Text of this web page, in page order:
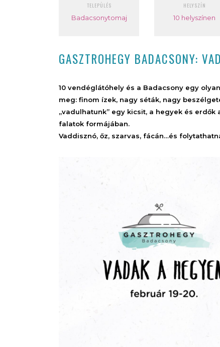
TELEPÜLÉS
Badacsonytomaj
HELYSZÍN
10 helyszínen
GASZTROHEGY BADACSONY:
10 vendéglátóhely és a Badacsony egy
meg: finom ízek, nagy séták, nagy
„vadulhatunk” egy kicsit, a hegyek és
falatok formájában.
Vaddisznó, őz, szarvas, fácán…és